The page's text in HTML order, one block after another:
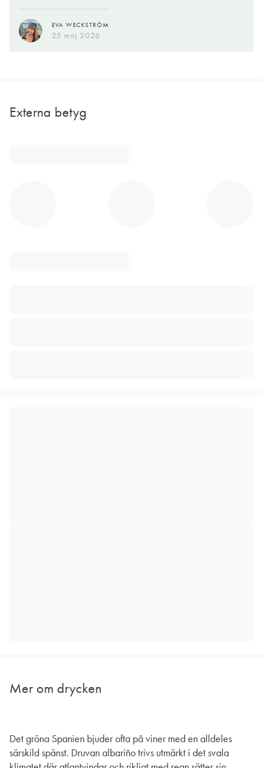
EVA WECKSTRÖM
25 maj 2026
Externa betyg
Mer om drycken
Det gröna Spanien bjuder ofta på viner med en alldeles
särskild spänst. Druvan albariño trivs utmärkt i det svala